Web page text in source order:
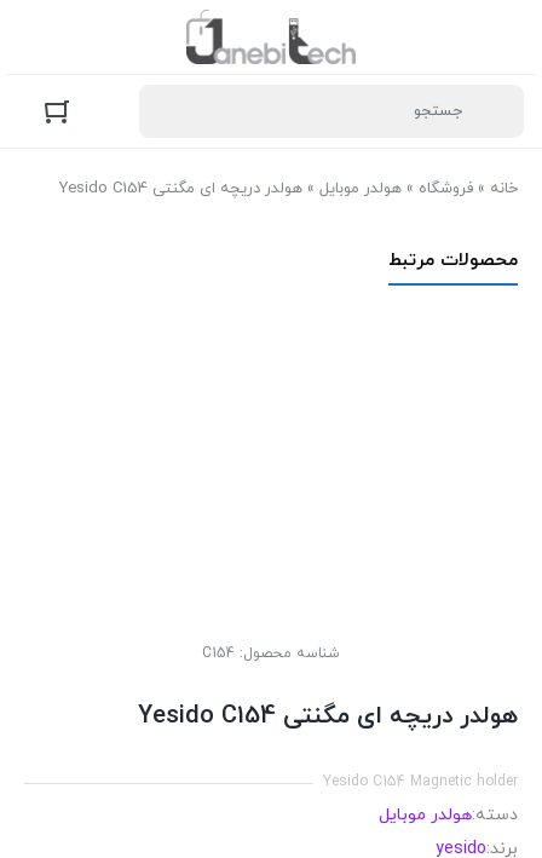
خانه » فروشگاه » هولدر موبایل » هولدر دریچه ای مگنتی Yesido C154
محصولات مرتبط
شناسه محصول: C154
هولدر دریچه ای مگنتی Yesido C154
Yesido C154 Magnetic holder
دسته:هولدر موبایل
برند:yesido